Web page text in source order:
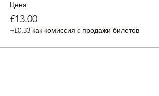
Цена
£13.00
+£0.33 как комиссия с продажи билетов